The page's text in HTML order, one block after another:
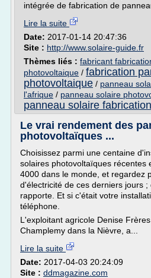
intégrée de fabrication de
Lire la suite
Date: 2017-01-14 20:47:36
Site : http://www.solaire-guide.fr
Thèmes liés : fabricant
photovoltaique / fabrication
photovoltaique / panneau
l'afrique / panneau solaire
panneau solaire
Le vrai rendement des
photovoltaïques ...
Choisissez parmi une centaine
solaires photovoltaïques récentes
4000 dans le monde, et regardez
d'électricité de ces derniers jours ;
rapporte. Et si c'était votre
téléphone.
L'exploitant agricole Denise
Champlemy dans la Nièvre, a...
Lire la suite
Date: 2017-04-03 20:24:09
Site : ddmagazine.com